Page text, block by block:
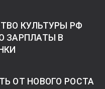
КУЛЬТУРЫ РФ
ЗАРПЛАТЫ В
ОТ НОВОГО РОСТА